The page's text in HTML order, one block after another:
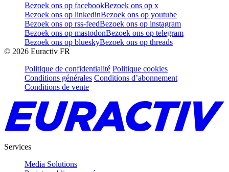
Bezoek ons op facebookBezoek ons op x
Bezoek ons op linkedinBezoek ons op youtube
Bezoek ons op rss-feedBezoek ons op instagram
Bezoek ons op mastodonBezoek ons op telegram
Bezoek ons op blueskyBezoek ons op threads
© 2026 Euractiv FR
Politique de confidentialité Politique cookies
Conditions générales Conditions d’abonnement
Conditions de vente
Services
Media Solutions